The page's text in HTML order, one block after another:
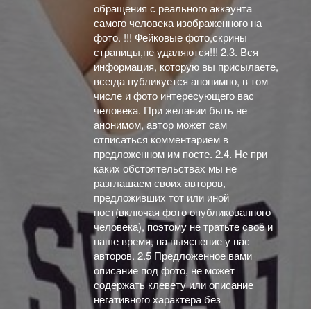
обращения с реального аккаунта
самого человека изображенного на
фото. !!! Фейковые фото,скрины
страницы,не удаляются!!! 2.3. Вся
информация, которую вы присылаете,
всегда публикуется анонимно, в том
числе и фото интересующего вас
человека. При желании быть не
анонимом, автор может сам
отписаться комментарием в
предложенном им посте. 2.4. Не при
каких обстоятельствах мы не
разглашаем своих авторов,
предложивших тот или иной
пост(включая фото опубликованного
человека), поэтому не тратьте своё и
наше время, на выяснение у нас
авторов. 2.5 Предложенное вами
описание под фото, не может
содержать клевету или описание
негативного характера без